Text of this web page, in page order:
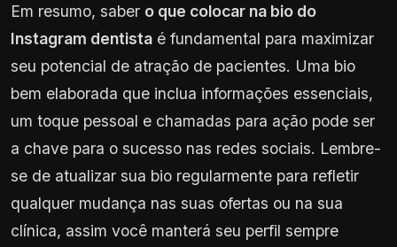
Em resumo, saber o que colocar na bio do
Instagram dentista é fundamental para maximizar
seu potencial de atração de pacientes. Uma bio
bem elaborada que inclua informações essenciais,
um toque pessoal e chamadas para ação pode ser
a chave para o sucesso nas redes sociais. Lembre-
se de atualizar sua bio regularmente para refletir
qualquer mudança nas suas ofertas ou na sua
clínica, assim você manterá seu perfil sempre